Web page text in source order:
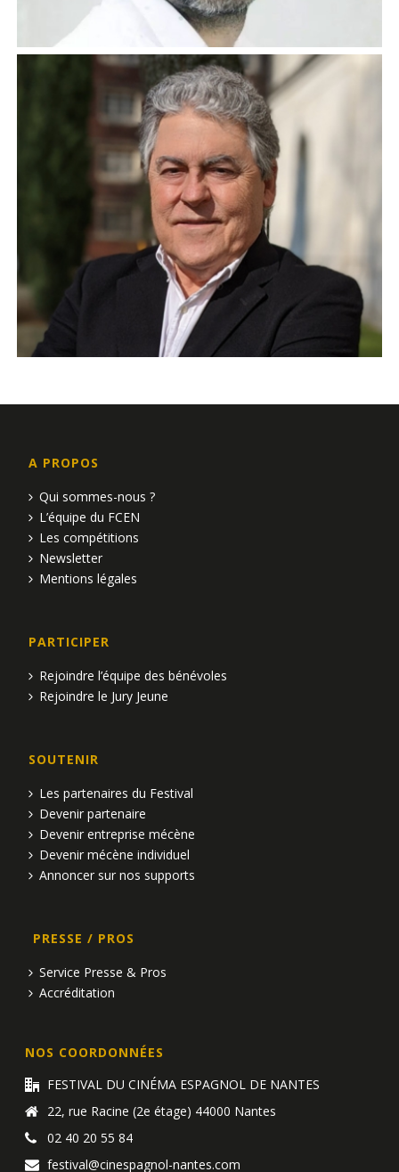
A PROPOS
Qui sommes-nous ?
L’équipe du FCEN
Les compétitions
Newsletter
Mentions légales
PARTICIPER
Rejoindre l’équipe des bénévoles
Rejoindre le Jury Jeune
SOUTENIR
Les partenaires du Festival
Devenir partenaire
Devenir entreprise mécène
Devenir mécène individuel
Annoncer sur nos supports
PRESSE / PROS
Service Presse & Pros
Accréditation
NOS COORDONNÉES
FESTIVAL DU CINÉMA ESPAGNOL DE NANTES
22, rue Racine (2e étage) 44000 Nantes
02 40 20 55 84
festival@cinespagnol-nantes.com